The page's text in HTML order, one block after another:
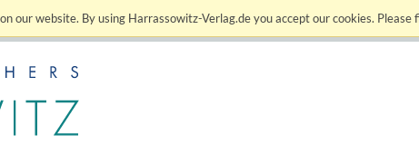
our website. By using Harrassowitz-Verlag.de you accept our cookies.